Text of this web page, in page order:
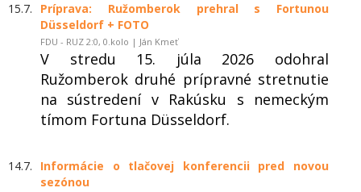
15.7.
Príprava: Ružomberok prehral s Fortunou
Düsseldorf + FOTO
FDU - RUZ 2:0, 0.kolo | Ján Kmeť
V stredu 15. júla 2026 odohral
Ružomberok druhé prípravné stretnutie
na sústredení v Rakúsku s nemeckým
tímom Fortuna Düsseldorf.
14.7.
Informácie o tlačovej konferencii pred novou
sezónou